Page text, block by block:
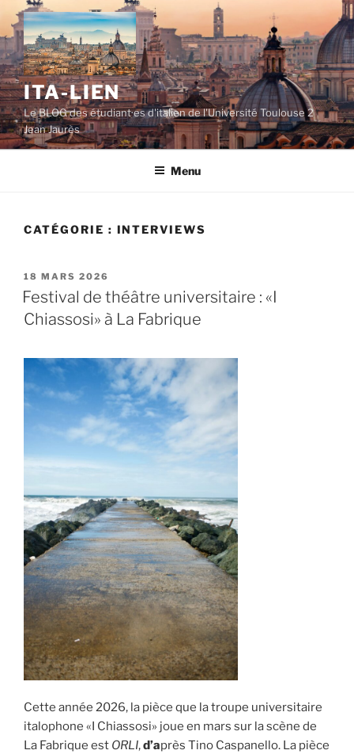
Aller
au
contenu
principal
ITA-LIEN
Le BLOG des étudiant·es d'italien de l'Université Toulouse 2
Jean Jaurès
Menu
CATÉGORIE : INTERVIEWS
PUBLIÉ
LE
18 MARS 2026
Festival de théâtre universitaire : «I
Chiassosi» à La Fabrique
Cette année 2026, la pièce que la troupe universitaire
italophone «I Chiassosi» joue en mars sur la scène de
La Fabrique est ORLI,d’après Tino Caspanello. La pièce